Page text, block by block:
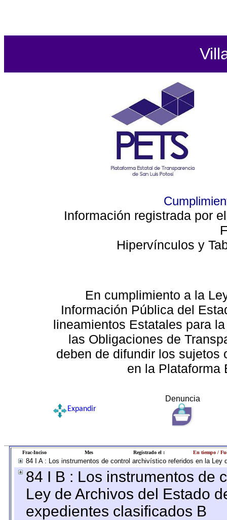
Información registrada por
Hipervínculos y
En cumplimiento a la
Información Pública del
lineamientos Estatales para
las Obligaciones de
deben de difundir los sujetos
en la Plataforma
Denuncia
Expandir
Frac-Inciso Mes Registrado el : En tiempo /
84 I A : Los instrumentos de control archivístico referidos en la
84 I B : Los instrumentos de
Ley de Archivos del Estado
expedientes clasificados B